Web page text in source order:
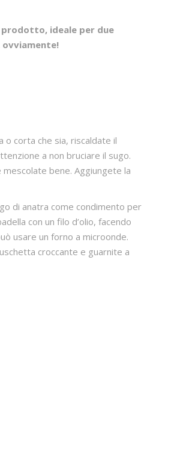
ideale per due
ovviamente!
o corta che sia, riscaldate il
a non bruciare il sugo.
bene. Aggiungete la
di anatra come condimento per
con un filo d’olio, facendo
usare un forno a microonde.
croccante e guarnite a